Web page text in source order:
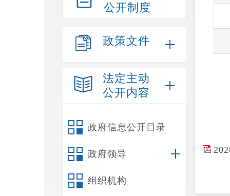
公开制度
政策文件
法定主动
公开内容
政府信息公开目录
政府领导
组织机构